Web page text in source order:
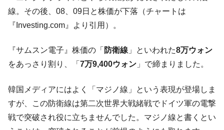
『Money1』
韓国･外為取引量「1日当たり1,214.4億ド
ル」まで拡大 ⇒ 海外資金の動きに強く左右される状態
『Money1』
韓国･帰ってきた李在明。李在明を支持しな
『Money1』
韓国大統領府ボンクラ政策室長が告発され
た ⇒ 国家が行った恐るべき株価操作であり、空前の国政壟
韓国･警察職員が「丸刈りになって抗議活
動」
線。その後、08、09日と株価が下落（チャートは
『Investing.com』より引用）。
『サムスン電子』株価の「 防衛線 」といわれた8万ウォン
をあっさり割り、「 7万9,400ウォン 」で締まりました。
韓国メディアにはよく「マジノ線」という表現が登場しま
すが、この防衛線は第二次世界大戦緒戦でドイツ軍の電撃
戦で突破され役に立ちませんでした。マジノ線と書くとい